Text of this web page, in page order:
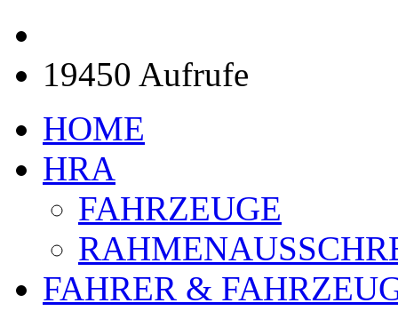
19450 Aufrufe
HOME
HRA
FAHRZEUGE
FAHRER &